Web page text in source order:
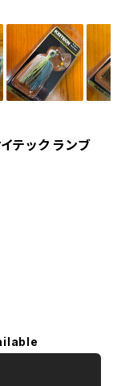
テック ランブ